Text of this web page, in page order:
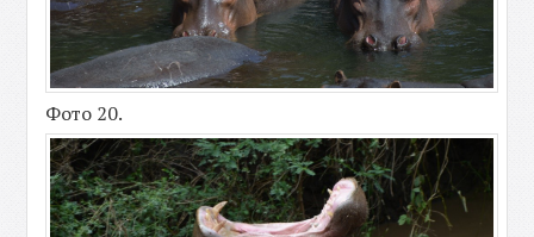
Фото 20.